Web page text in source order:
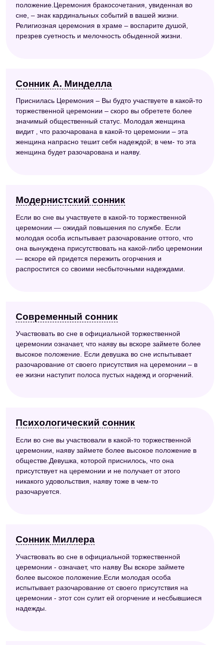
положение.Церемония бракосочетания, увиденная во
сне, – знак кардинальных событий в вашей жизни.
Религиозная церемония в храме – воспарите душой,
презрев суетность и мелочность обыденной жизни.
Сонник А. Минделла
Приснилась Церемония – Вы будто участвуете в какой-то
торжественной церемонии – скоро вы обретете более
значимый общественный статус. Молодая женщина
видит , что разочарована в какой-то церемонии – эта
женщина напрасно тешит себя надеждой; в чем- то эта
женщина будет разочарована и наяву.
Модернистский сонник
Если во сне вы участвуете в какой-то торжественной
церемонии — ожидай повышения по службе. Если
молодая особа испытывает разочарование оттого, что
она вынуждена присутствовать на какой-либо церемонии
— вскоре ей придется пережить огорчения и
распростится со своими несбыточными надеждами.
Современный сонник
Участвовать во сне в официальной торжественной
церемонии означает, что наяву вы вскоре займете более
высокое положение. Если девушка во сне испытывает
разочарование от своего присутствия на церемонии – в
ее жизни наступит полоса пустых надежд и огорчений.
Психологический сонник
Если во сне вы участвовали в какой-то торжественной
церемонии, наяву займете более высокое положение в
обществе.Девушка, которой приснилось, что она
присутствует на церемонии и не получает от этого
никакого удовольствия, наяву тоже в чем-то
разочаруется.
Сонник Миллера
Участвовать во сне в официальной торжественной
церемонии - означает, что наяву Вы вскоре займете
более высокое положение.Если молодая особа
испытывает разочарование от своего присутствия на
церемонии - этот сон сулит ей огорчение и несбывшиеся
надежды.